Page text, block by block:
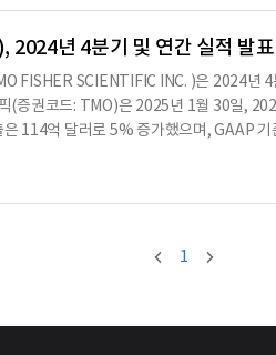
는 미국 증권 거래
역 사회 건강 목적지에서 활동했다.린치
으며, 그 이전에는 Aetna Inc., 마젤란 헬
스트 앤 영 LLP에서 공인회계사로 시작했
회사의 비상근 이사에 대한 표준 계약
사와 동일한 연간 보상을 받을 예정이다.
또한, 그녀는 회사의 표준 면책 계약서에
2024년 4분기 및 연간 실적 발표
FISHER SCIENTIFIC INC. )은 2024년
(증권코드: TMO)은 2025년 1월 30일,
114억 달러로 5% 증가했으며, GAAP
된 EPS는 21.86달러로 1% 증가했다.회
품을 출시하여 산업 리더십을 더욱 강화
성을 높이기 위해 Accelerator™ 약물 개
억 1천만 달러로 전년 동기 대비 증가했
1